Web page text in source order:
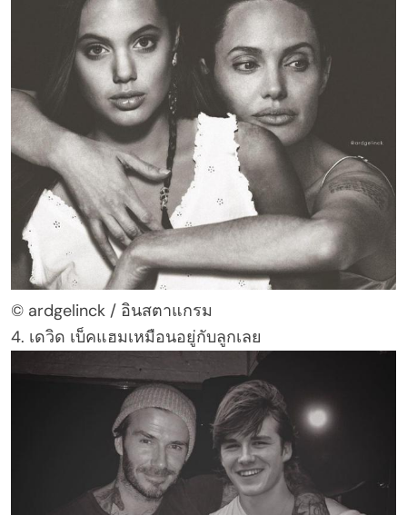
© ardgelinck / อินสตาแกรม
4. เดวิด เบ็คแฮมเหมือนอยู่กับลูกเลย